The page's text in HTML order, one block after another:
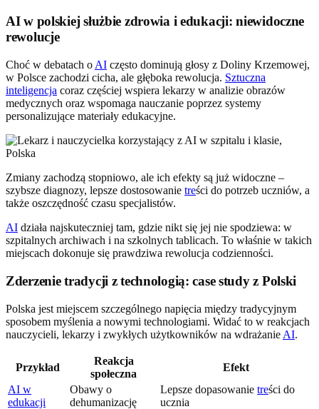
AI w polskiej służbie zdrowia i edukacji: niewidoczne
rewolucje
Choć w debatach o AI często dominują głosy z Doliny Krzemowej,
w Polsce zachodzi cicha, ale głęboka rewolucja. Sztuczna
inteligencja coraz częściej wspiera lekarzy w analizie obrazów
medycznych oraz wspomaga nauczanie poprzez systemy
personalizujące materiały edukacyjne.
Zmiany zachodzą stopniowo, ale ich efekty są już widoczne –
szybsze diagnozy, lepsze dostosowanie treści do potrzeb uczniów, a
także oszczędność czasu specjalistów.
AI działa najskuteczniej tam, gdzie nikt się jej nie spodziewa: w
szpitalnych archiwach i na szkolnych tablicach. To właśnie w takich
miejscach dokonuje się prawdziwa rewolucja codzienności.
Zderzenie tradycji z technologią: case study z Polski
Polska jest miejscem szczególnego napięcia między tradycyjnym
sposobem myślenia a nowymi technologiami. Widać to w reakcjach
nauczycieli, lekarzy i zwykłych użytkowników na wdrażanie AI.
Przykład
Reakcja
społeczna
Efekt
AI w
edukacji
Obawy o
dehumanizację
Lepsze dopasowanie treści do
ucznia